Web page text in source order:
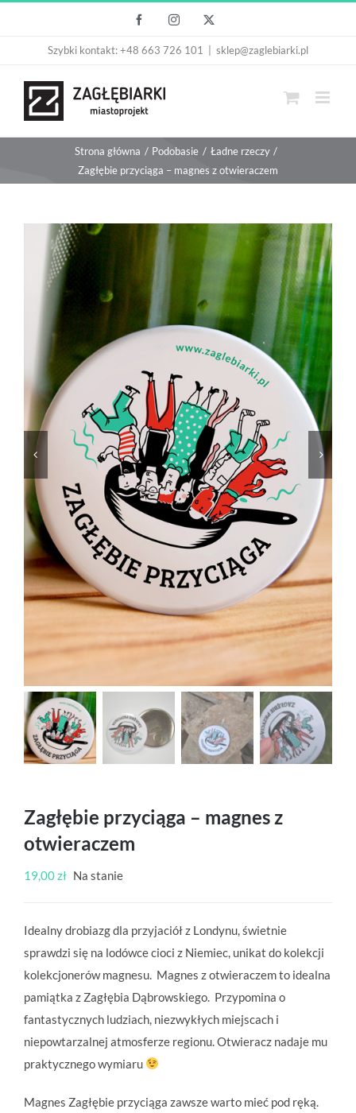
zawartości
FacebookInstagram
Szybki kontakt: +48 663 726 101 sklep@zaglebiarki.pl
Strona główna Podobasie
Ładne rzeczy
Zagłębie przyciąga – magnes z otwieraczem
Zagłębie przyciąga – magnes z
otwieraczem
19,00zł Na stanie
Idealny drobiazg dla przyjaciół z Londynu, świetnie
sprawdzi się na lodówce cioci z Niemiec, unikat do kolekcji
kolekcjonerów magnesu. Magnes z otwieraczem to idealna
pamiątka z Zagłębia Dąbrowskiego. Przypomina o
fantastycznych ludziach, niezwykłych miejscach i
niepowtarzalnej atmosferze regionu. Otwieracz nadaje mu
praktycznego wymiaru
Magnes Zagłębie przyciąga zawsze warto mieć pod ręką.